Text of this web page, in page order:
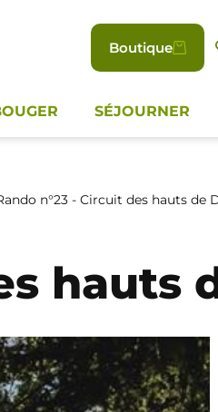
Boutique
SÉJOURNER
n°23 - Circuit des hauts de
hauts